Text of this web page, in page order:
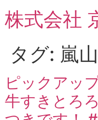
ン
テ
ッ
株式会社
タグ: 嵐山
ピックアッ
牛すきとろ